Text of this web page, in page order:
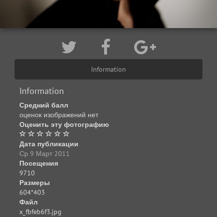
Information
Information
Средний балл
оценок изображений нет
Оценить эту фотографию
Дата публикации
Ср 9 Март 2011
Посещения
9710
Размеры
604*403
Файл
x_fbfeb6f3.jpg